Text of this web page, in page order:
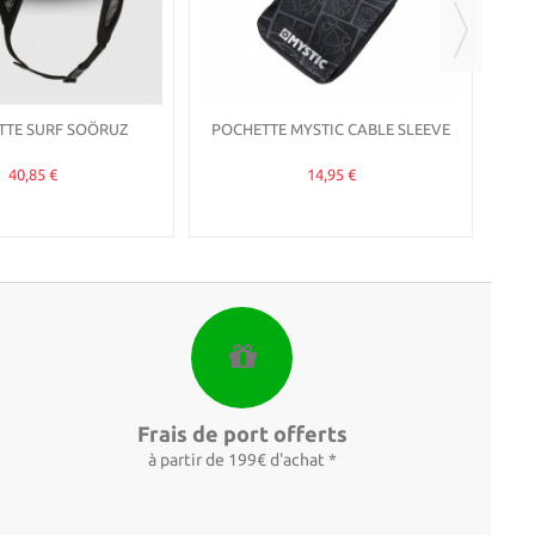
SURF SOÖRUZ
40,85 €
POCHETTE MYSTIC CABLE SLEEVE
14,95 €
Frais de port offerts
à partir de 199€ d'achat *